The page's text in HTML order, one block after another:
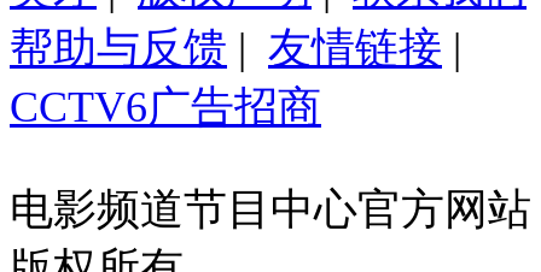
帮助与反馈 | 友情链接 |
CCTV6广告招商
电影频道节目中心官方网站